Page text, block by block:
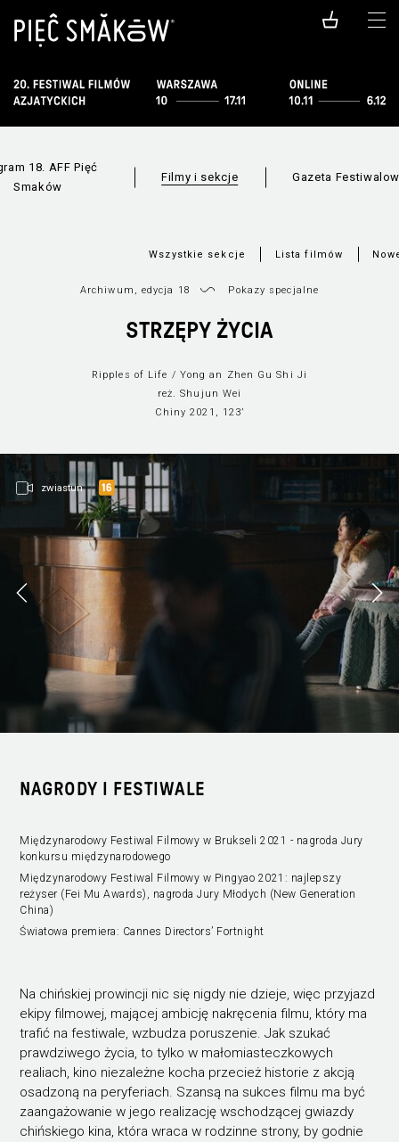
18. AFF Pięć
Smaków
Filmy i sekcje
Wszystkie sekcje Lista filmów
Gazeta
Archiwum, edycja 18 Pokazy specjalne
STRZĘPY ŻYCIA
Ripples of Life / Yong an Zhen Gu Shi Ji
reż. Shujun Wei
Chiny 2021, 123’
zwiastun
NAGRODY I FESTIWALE
Międzynarodowy Festiwal Filmowy w Brukseli 2021 - nagroda Jury
konkursu międzynarodowego
Międzynarodowy Festiwal Filmowy w Pingyao 2021: najlepszy
reżyser (Fei Mu Awards), nagroda Jury Młodych (New Generation
China)
Światowa premiera: Cannes Directors’ Fortnight
Na chińskiej prowincji nic się nigdy nie dzieje, więc przyjazd
ekipy filmowej, mającej ambicję nakręcenia filmu, który ma
trafić na festiwale, wzbudza poruszenie. Jak szukać
prawdziwego życia, to tylko w małomiasteczkowych
realiach, kino niezależne kocha przecież historie z akcją
osadzoną na peryferiach. Szansą na sukces filmu ma być
zaangażowanie w jego realizację wschodzącej gwiazdy
chińskiego kina, która wraca w rodzinne strony, by godnie